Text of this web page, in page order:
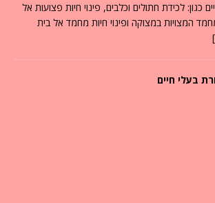
כגון: לכידת חתולים וכלבים, פינוי חיות פצועות אל
המצויות במצוקה ופינוי חיות מחמד אל בית
בעלי חיים